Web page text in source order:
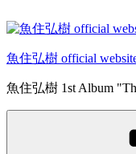
ン
ン
ツ
へ
ス
魚住弘樹 official
魚住弘樹 1st Album